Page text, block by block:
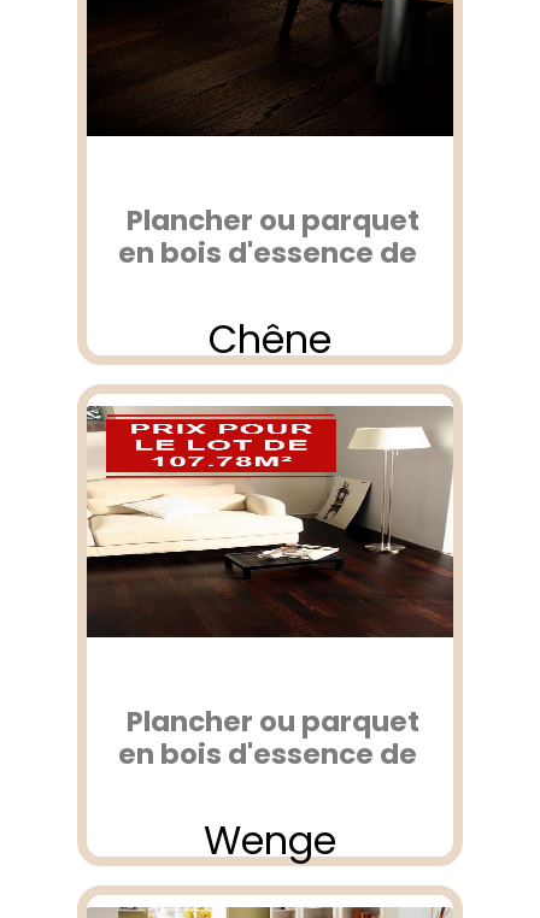
Plancher ou parquet
en bois d'essence de
Chêne
Plancher ou parquet
en bois d'essence de
Wenge